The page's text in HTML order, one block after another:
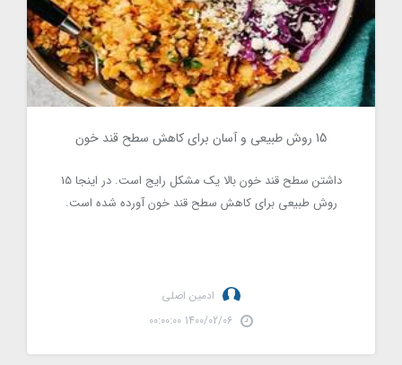
3393 15 روش طبیعی و آسان برای کاهش سطح قند خون
داشتن سطح قند خون بالا یک مشکل رایج است. در اینجا 15
روش طبیعی برای کاهش سطح قند خون آورده شده است.
ادمین اصلی
1400/02/06 00:00:00